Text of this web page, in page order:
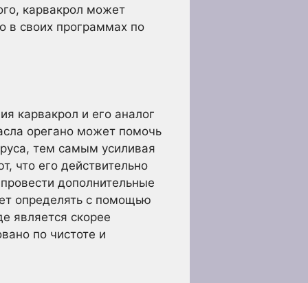
карвакрол может
в своих программах по
карвакрол и его аналог
орегано может помочь
тем самым усиливая
что его действительно
дополнительные
определять с помощью
является скорее
по чистоте и